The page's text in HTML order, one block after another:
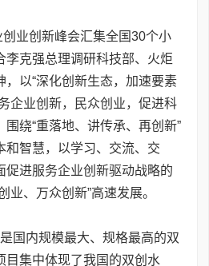
业创新峰会汇集全国30个小
李克强总理调研科技部、火炬
，以“深化创新生态，加速要素
企业创新，民众创业，促进科
绕“重落地、讲传承、再创新”
和智慧，以学习、交流、交
促进服务企业创新驱动战略的
业、万众创新”高速发展。
国内规模最大、规格最高的双
目集中体现了我国的双创水